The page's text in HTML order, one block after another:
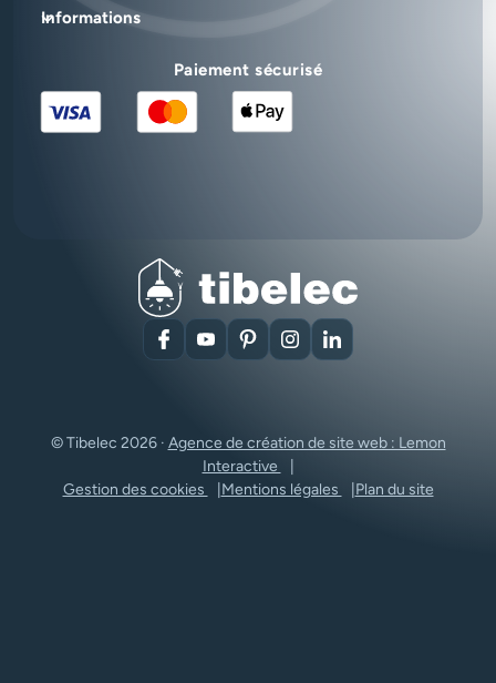
Informations
Paiement sécurisé
FacebookYouTubePinterestInstagramLinkedIn
© Tibelec 2026 · Agence de création de site web : Lemon
Interactive
Gestion des cookies
Mentions légales Plan du site